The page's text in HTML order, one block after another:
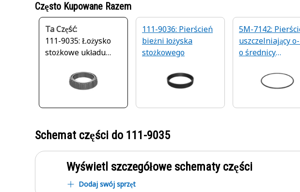
Często Kupowane Razem
Ta Część:
111-9035: Łożysko
stożkowe układu
111-9036: Pierścień
bieżni łożyska
stożkowego
5M-7142:
uszczelniający
o średnicy
Schemat części do 111-9035
Wyświetl szczegółowe schematy części
Dodaj swój sprzęt